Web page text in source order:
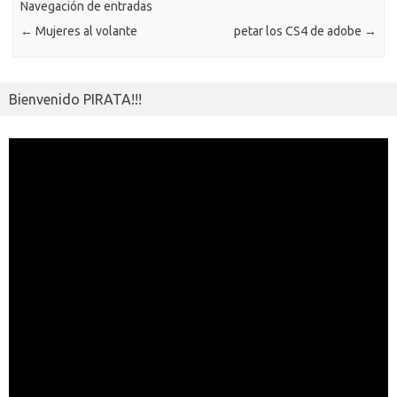
i
ti
r
Navegación de entradas
← Mujeres al volante petar los CS4 de adobe →
Bienvenido PIRATA!!!